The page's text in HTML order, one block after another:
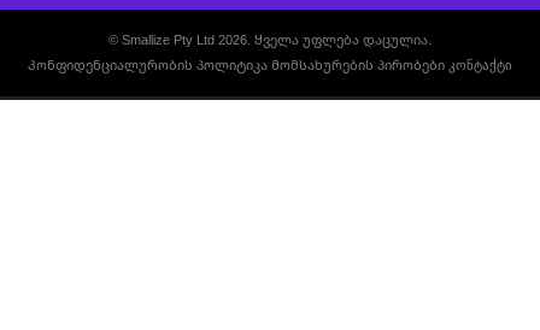
© Smallize Pty Ltd 2026. Ყველა უფლება დაცულია.
Კონფიდენციალურობის პოლიტიკა Მომსახურების პირობები კონტაქტი